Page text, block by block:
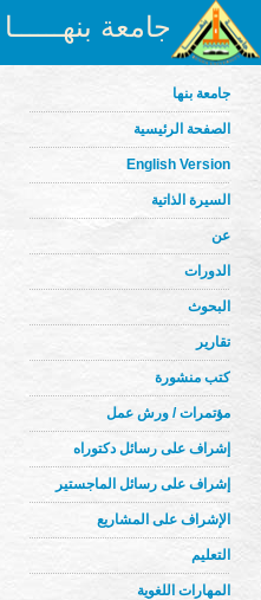
جامعة بنهــــــا
جامعة بنها
الصفحة الرئيسية
English Version
السيرة الذاتية
عن
الدورات
البحوث
تقارير
كتب منشورة
مؤتمرات / ورش عمل
إشراف على رسائل دكتوراه
إشراف على رسائل الماجستير
الإشراف على المشاريع
التعليم
المهارات اللغوية